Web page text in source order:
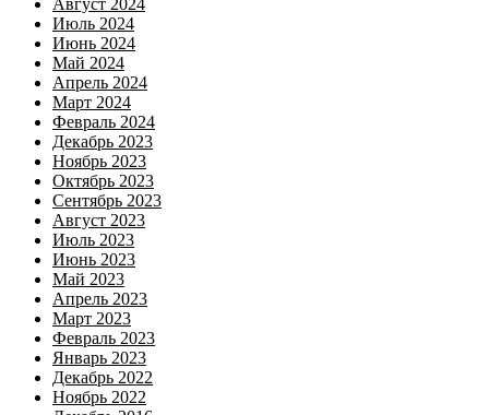
Июль 2024
Июнь 2024
Май 2024
Апрель 2024
Март 2024
Февраль 2024
Декабрь 2023
Ноябрь 2023
Октябрь 2023
Сентябрь 2023
Август 2023
Июль 2023
Июнь 2023
Май 2023
Апрель 2023
Март 2023
Февраль 2023
Январь 2023
Декабрь 2022
Ноябрь 2022